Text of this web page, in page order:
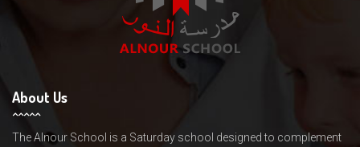
About Us
The Alnour School is a Saturday school designed to complement